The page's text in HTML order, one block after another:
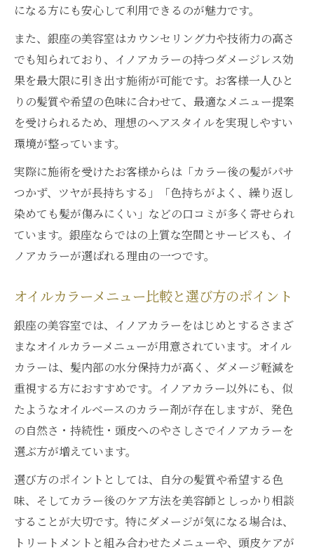
になる方にも安心して利用できるのが魅力です。
また、銀座の美容室はカウンセリング力や技術力の高さ
でも知られており、イノアカラーの持つダメージレス効
果を最大限に引き出す施術が可能です。お客様一人ひと
りの髪質や希望の色味に合わせて、最適なメニュー提案
を受けられるため、理想のヘアスタイルを実現しやすい
環境が整っています。
実際に施術を受けたお客様からは「カラー後の髪がパサ
つかず、ツヤが長持ちする」「色持ちがよく、繰り返し
染めても髪が傷みにくい」などの口コミが多く寄せられ
ています。銀座ならではの上質な空間とサービスも、イ
ノアカラーが選ばれる理由の一つです。
オイルカラーメニュー比較と選び方のポイント
銀座の美容室では、イノアカラーをはじめとするさまざ
まなオイルカラーメニューが用意されています。オイル
カラーは、髪内部の水分保持力が高く、ダメージ軽減を
重視する方におすすめです。イノアカラー以外にも、似
たようなオイルベースのカラー剤が存在しますが、発色
の自然さ・持続性・頭皮へのやさしさでイノアカラーを
選ぶ方が増えています。
選び方のポイントとしては、自分の髪質や希望する色
味、そしてカラー後のケア方法を美容師としっかり相談
することが大切です。特にダメージが気になる場合は、
トリートメントと組み合わせたメニューや、頭皮ケアが